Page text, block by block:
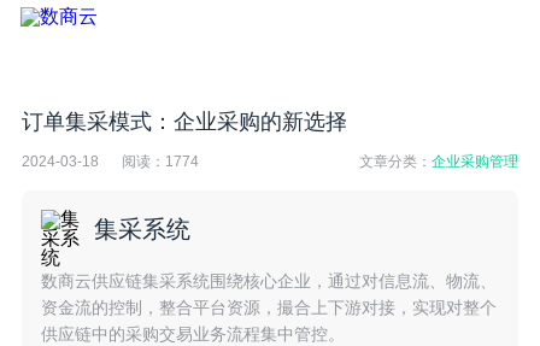
订单集采模式：企业采购的新选择
2024-03-18 阅读： 1774 文章分类：企业采购管理
集采系统
数商云供应链集采系统围绕核心企业，通过对信息流、物流、
资金流的控制，整合平台资源，撮合上下游对接，实现对整个
供应链中的采购交易业务流程集中管控。